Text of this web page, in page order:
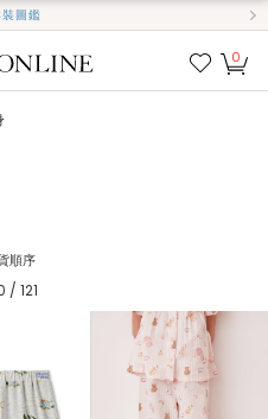
圖鑑
我的
0
順序
/ 121